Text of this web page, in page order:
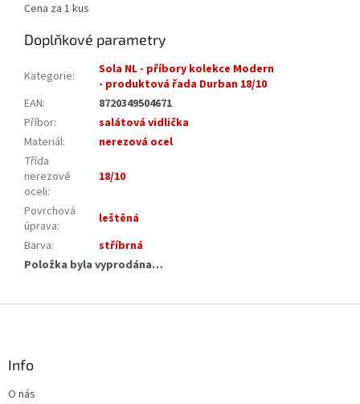
Cena za 1 kus
Doplňkové parametry
Kategorie:
Sola NL - příbory kolekce Modern
- produktová řada Durban 18/10
EAN:
8720349504671
Příbor:
salátová vidlička
Materiál:
nerezová ocel
Třída
nerezové
oceli:
18/10
Povrchová
úprava:
leštěná
Barva:
stříbrná
Položka byla vyprodána…
Info
O nás